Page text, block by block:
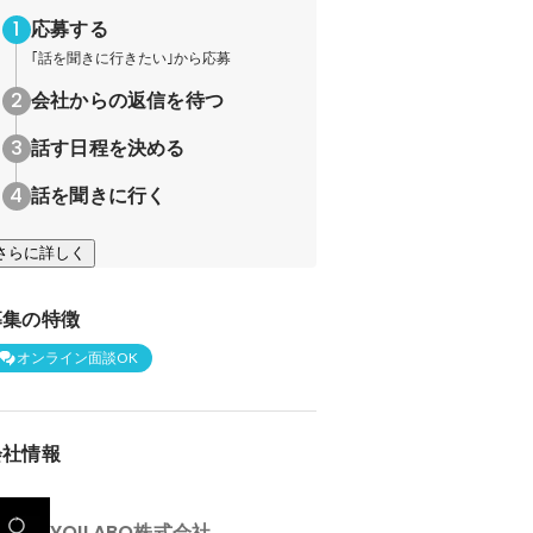
応募する
｢話を聞きに行きたい｣から応募
会社からの返信を待つ
話す日程を決める
話を聞きに行く
らに詳しく
の特徴
オンライン面談OK
情報